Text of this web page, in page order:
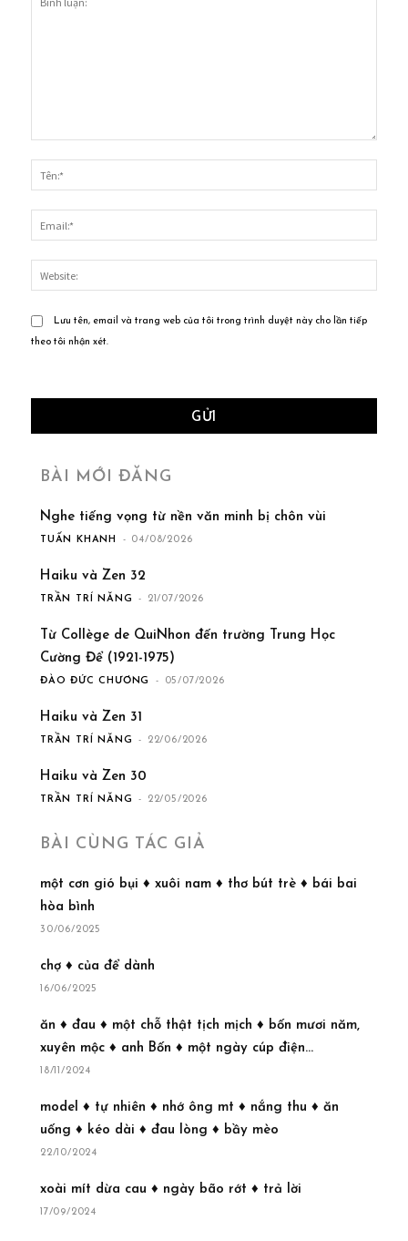
luận:
Lưu tên, email và trang web của tôi trong trình duyệt này cho lần tiếp
theo tôi nhận xét.
BÀI MỚI ĐĂNG
Nghe tiếng vọng từ nền văn minh bị chôn vùi
TUẤN KHANH - 04/08/2026
Haiku và Zen 32
TRẦN TRÍ NĂNG - 21/07/2026
Từ Collège de QuiNhon đến trường Trung Học
Cường Để (1921-1975)
ĐÀO ĐỨC CHƯƠNG - 05/07/2026
Haiku và Zen 31
TRẦN TRÍ NĂNG - 22/06/2026
Haiku và Zen 30
TRẦN TRÍ NĂNG - 22/05/2026
BÀI CÙNG TÁC GIẢ
một cơn gió bụi ♦ xuôi nam ♦ thơ bút trè ♦ bái bai
hòa bình
30/06/2025
chợ ♦ của để dành
16/06/2025
ăn ♦ đau ♦ một chỗ thật tịch mịch ♦ bốn mươi năm,
xuyên mộc ♦ anh Bốn ♦ một ngày cúp điện...
18/11/2024
model ♦ tự nhiên ♦ nhớ ông mt ♦ nắng thu ♦ ăn
uống ♦ kéo dài ♦ đau lòng ♦ bầy mèo
22/10/2024
xoài mít dừa cau ♦ ngày bão rớt ♦ trả lời
17/09/2024